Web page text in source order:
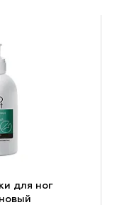
для ног